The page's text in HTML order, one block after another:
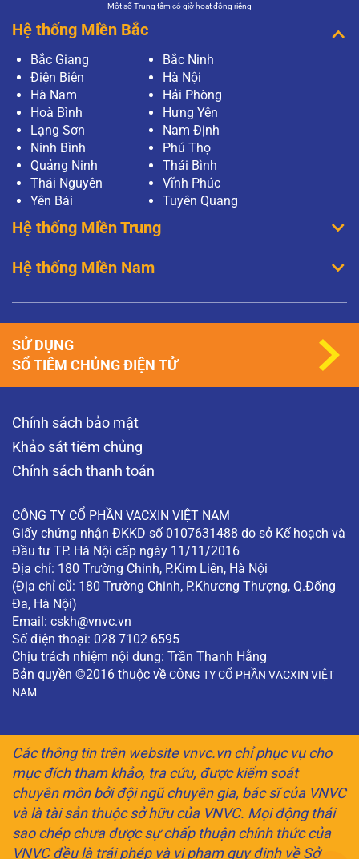
Một số Trung tâm có giờ hoạt động riêng
Hệ thống Miền Bắc
Bắc Giang
Bắc Ninh
Điện Biên
Hà Nội
Hà Nam
Hải Phòng
Hoà Bình
Hưng Yên
Lạng Sơn
Nam Định
Ninh Bình
Phú Thọ
Quảng Ninh
Thái Bình
Thái Nguyên
Vĩnh Phúc
Yên Bái
Tuyên Quang
Hệ thống Miền Trung
Hệ thống Miền Nam
Chính sách bảo mật
Khảo sát tiêm chủng
Chính sách thanh toán
CÔNG TY CỔ PHẦN VACXIN VIỆT NAM
Giấy chứng nhận ĐKKD số 0107631488 do sở Kế hoạch và
Đầu tư TP. Hà Nội cấp ngày 11/11/2016
Địa chỉ: 180 Trường Chinh, P.Kim Liên, Hà Nội
(Địa chỉ cũ: 180 Trường Chinh, P.Khương Thượng, Q.Đống
Đa, Hà Nội)
Email: cskh@vnvc.vn
Số điện thoại: 028 7102 6595
Chịu trách nhiệm nội dung: Trần Thanh Hằng
Bản quyền ©2016 thuộc về CÔNG TY CỔ PHẦN VACXIN VIỆT
NAM
SỬ DỤNG
SỔ TIÊM CHỦNG ĐIỆN TỬ
Các thông tin trên website vnvc.vn chỉ phục vụ cho
mục đích tham khảo, tra cứu, được kiểm soát
chuyên môn bởi đội ngũ chuyên gia, bác sĩ của VNVC
và là tài sản thuộc sở hữu của VNVC. Mọi động thái
sao chép chưa được sự chấp thuận chính thức của
VNVC đều là trái phép và vi phạm quy định về Sở